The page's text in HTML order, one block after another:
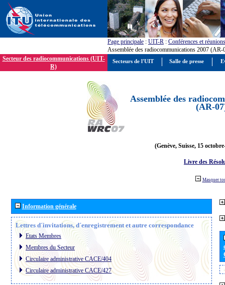
Page principale : UIT-R : Conférences et réunions
Assemblée des radiocommunications 2007 (AR-
Secteur des radiocommunications (UIT-
R)
Assemblée des
(AR-
(Genève, Suisse, 15
Livre des
Masquer
Information générale
Lettres d´invitations, d´enregistrement et autre correspondance
Etats Membres
Membres du Secteur
Circulaire administrative CACE/404
Circulaire administrative CACE/427
Secteurs de l'UIT Salle de presse